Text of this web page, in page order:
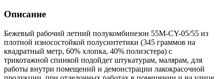
Описание
Бежевый рабочий летний полукомбинезон 55M-CY-05/55 из
плотной износостойкой полусинтетики (345 граммов на
квадратный метр, 60% хлопка, 40% полиэстера) с
трикотажной спинкой подойдет штукатурам, малярам, для
работы внутри помещений и демонстрации лакокрасочной